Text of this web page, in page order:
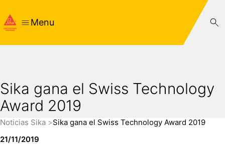
Menu
Sika gana el Swiss Technology
Award 2019
Noticias Sika
Sika gana el Swiss Technology Award 2019
21/11/2019